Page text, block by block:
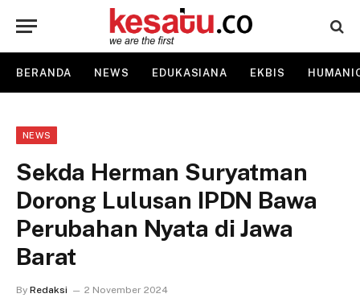
BERANDA NEWS EDUKASIANA EKBIS
NEWS
Sekda Herman Suryatman
Dorong Lulusan IPDN Bawa
Perubahan Nyata di Jawa
Barat
By Redaksi 2 November 2024